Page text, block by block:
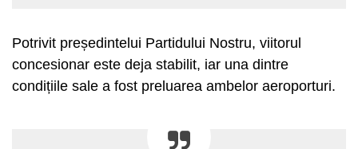
Potrivit președintelui Partidului Nostru, viitorul
concesionar este deja stabilit, iar una dintre
condițiile sale a fost preluarea ambelor aeroporturi.